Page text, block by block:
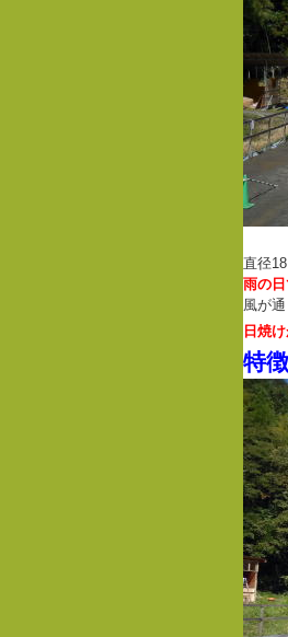
直径
雨の
風が
日焼
特